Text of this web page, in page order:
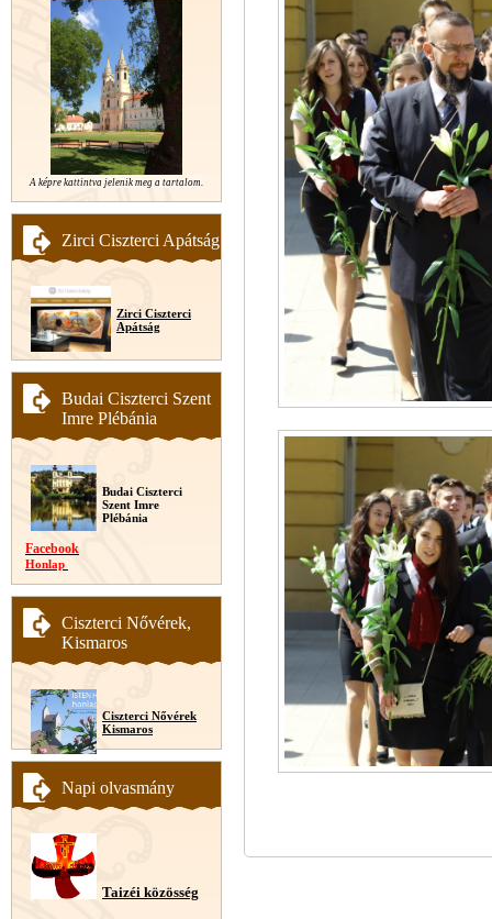
A képre kattintva jelenik meg a tartalom.
Zirci Ciszterci Apátság
Zirci Ciszterci
Apátság
Budai Ciszterci Szent
Imre Plébánia
Budai Ciszterci
Szent Imre
Plébánia
Facebook
Honlap
Ciszterci Nővérek,
Kismaros
Ciszterci Nővérek
Kismaros
Napi olvasmány
Taizéi közösség